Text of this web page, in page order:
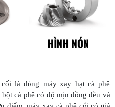
là dòng máy xay hạt cà phê
cà phê có độ mịn đồng đều và